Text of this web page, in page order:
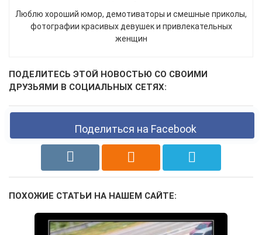
Люблю хороший юмор, демотиваторы и смешные приколы,
фотографии красивых девушек и привлекательных
женщин
ПОДЕЛИТЕСЬ ЭТОЙ НОВОСТЬЮ СО СВОИМИ
ДРУЗЬЯМИ В СОЦИАЛЬНЫХ СЕТЯХ:
Поделиться на Facebook
ПОХОЖИЕ СТАТЬИ НА НАШЕМ САЙТЕ: